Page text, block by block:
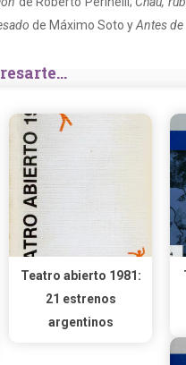
de Máximo Soto yAntes
Teatro abierto 1981:
21 estrenos
argentinos